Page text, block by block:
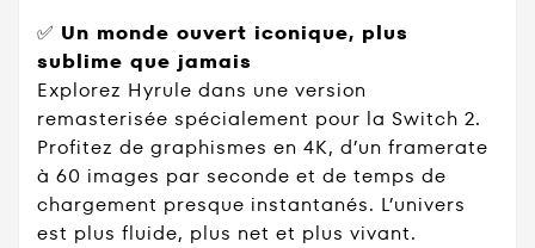
✅ Un monde ouvert iconique, plus
sublime que jamais
Explorez Hyrule dans une version
remasterisée spécialement pour la Switch 2.
Profitez de graphismes en 4K, d’un framerate
à 60 images par seconde et de temps de
chargement presque instantanés. L’univers
est plus fluide, plus net et plus vivant.